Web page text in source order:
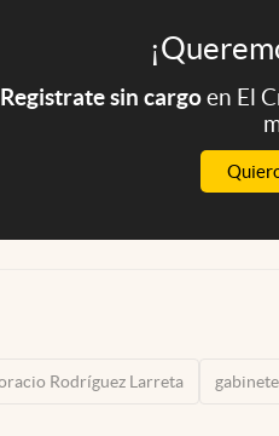
Registrate sin cargoen El
Rodríguez Larreta gabinete